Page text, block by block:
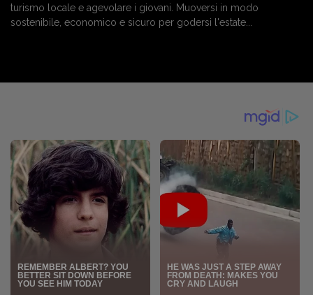
turismo locale e agevolare i giovani. Muoversi in modo
sostenibile, economico e sicuro per godersi l'estate...